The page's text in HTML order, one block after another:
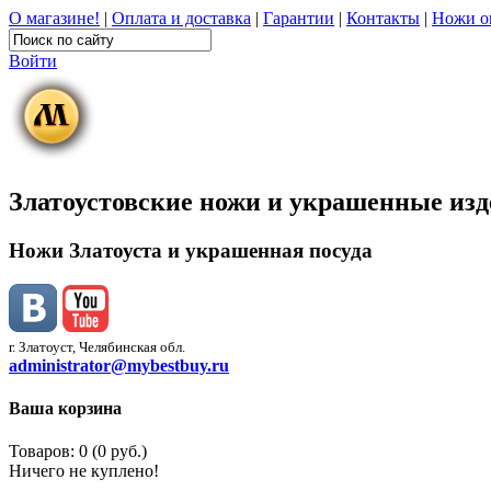
О магазине! | Оплата и доставка | Гарантии | Контакты | Ножи
Войти
Златоустовские ножи и украшенные
Ножи Златоуста и украшенная посуда
г. Златоуст, Челябинская обл.
administrator@mybestbuy.ru
Ваша корзина
Товаров: 0 (0 руб.)
Ничего не куплено!